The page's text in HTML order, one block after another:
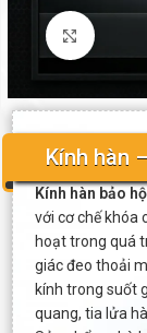
Click to
Kính hàn
Kính hàn bảo
với cơ chế khóa
hoạt trong quá
giác đeo thoải
kính trong suốt
quang, tia lửa